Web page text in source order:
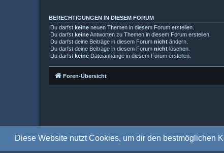
Diese Website nutzt Cookies, um dir den bestmöglichen
BERECHTIGUNGEN IN DIESEM FORUM
Du darfst keine neuen Themen in diesem Forum erstellen.
Du darfst keineAntworten zu Themen in diesem Forum erstellen.
Du darfst deine Beiträge in diesem Forum nicht ändern.
Du darfst deine Beiträge in diesem Forum nicht löschen.
Du darfst keine Dateianhänge in diesem Forum erstellen.
Foren-Übersicht